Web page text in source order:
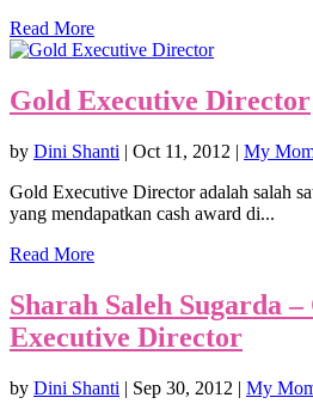
Read More
Gold Executive Director
by Dini Shanti | Oct 11, 2012 | My
Gold Executive Director adalah salah
yang mendapatkan cash award di...
Read More
Sharah Saleh Sugarda
Executive Director
by Dini Shanti | Sep 30, 2012 | My